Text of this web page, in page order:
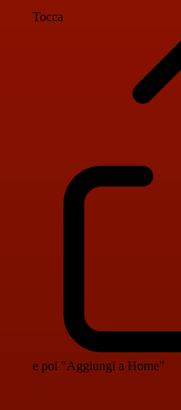
Tocca
e poi "Aggiungi a Home"